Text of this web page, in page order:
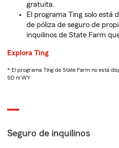
gratuita.
El programa Ting solo está
de póliza de seguro de
inquilinos de State Farm
Explora Ting
* El programa Ting de State Farm no está
SD ni WY
Seguro de inquilinos